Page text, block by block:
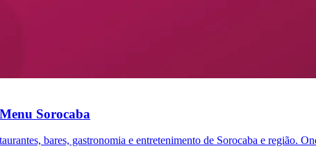
Sorocaba
bares, gastronomia e entretenimento de Sorocaba e região.